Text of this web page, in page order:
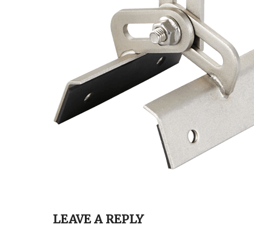
LEAVE A REPLY